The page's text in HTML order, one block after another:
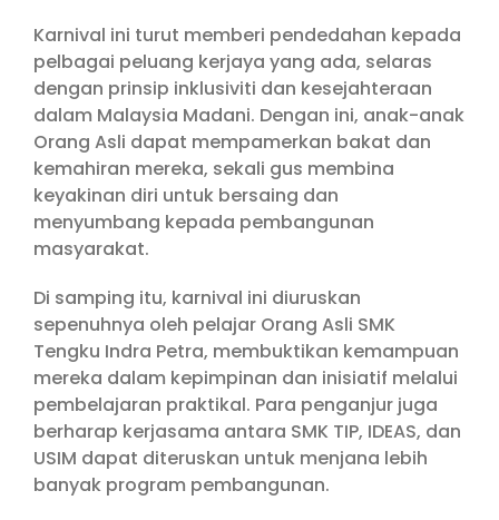
Karnival ini turut memberi pendedahan kepada
pelbagai peluang kerjaya yang ada, selaras
dengan prinsip inklusiviti dan kesejahteraan
dalam Malaysia Madani. Dengan ini, anak-anak
Orang Asli dapat mempamerkan bakat dan
kemahiran mereka, sekali gus membina
keyakinan diri untuk bersaing dan
menyumbang kepada pembangunan
masyarakat.
Di samping itu, karnival ini diuruskan
sepenuhnya oleh pelajar Orang Asli SMK
Tengku Indra Petra, membuktikan kemampuan
mereka dalam kepimpinan dan inisiatif melalui
pembelajaran praktikal. Para penganjur juga
berharap kerjasama antara SMK TIP, IDEAS, dan
USIM dapat diteruskan untuk menjana lebih
banyak program pembangunan.